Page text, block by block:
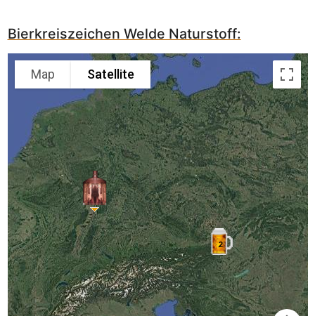
Bierkreiszeichen Welde Naturstoff:
2
Map Satellite